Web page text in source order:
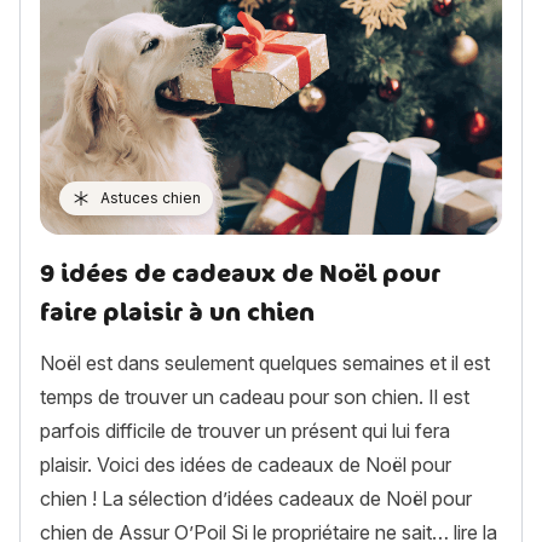
Astuces chien
9 idées de cadeaux de Noël pour
faire plaisir à un chien
Noël est dans seulement quelques semaines et il est
temps de trouver un cadeau pour son chien. Il est
parfois difficile de trouver un présent qui lui fera
plaisir. Voici des idées de cadeaux de Noël pour
chien ! La sélection d’idées cadeaux de Noël pour
chien de Assur O’Poil Si le propriétaire ne sait… lire la